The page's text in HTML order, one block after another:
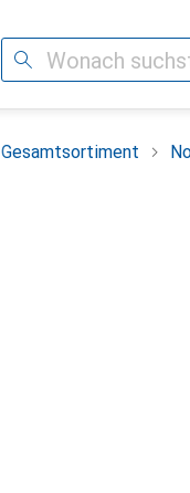
Suche
Gesamtsortiment